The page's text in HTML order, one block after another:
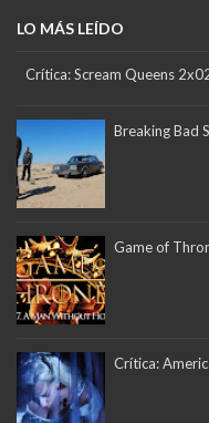
LO MÁS LEÍDO
Crítica: Scream Queens
Breaking Bad
Game of
Crítica: